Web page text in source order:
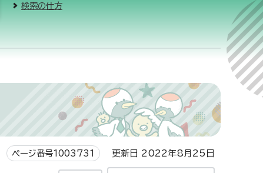
検索の仕方
ページ番号1003731 更新日 2022年8月25日